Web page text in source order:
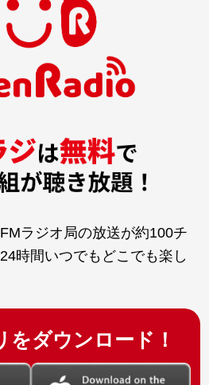
ラジオ局の放送が約100チ
時間いつでもどこでも楽し
をダウンロード！